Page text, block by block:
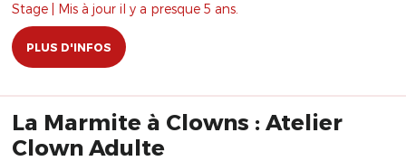
Stage | Mis à jour il y a presque 5 ans.
PLUS D'INFOS
La Marmite à Clowns : Atelier
Clown Adulte